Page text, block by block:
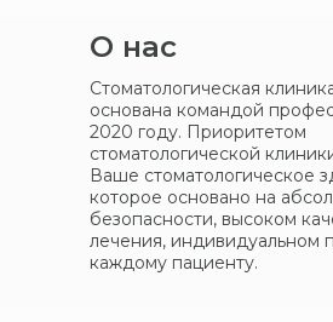
О нас
Стоматологическая
основана командой
2020 году. Приоритетом
стоматологической
Ваше стоматологическое
которое основано на
безопасности, высоком
лечения, индивидуальном
каждому пациенту.